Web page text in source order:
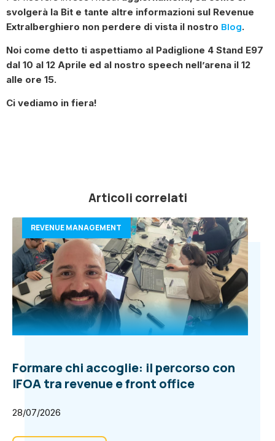
svolgerà la Bit e tante altre informazioni sul Revenue
Extralberghiero non perdere di vista il nostro Blog.
Noi come detto ti aspettiamo al Padiglione 4 Stand E97
dal 10 al 12 Aprile ed al nostro speech nell’arena il 12
alle ore 15.
Ci vediamo in fiera!
Articoli correlati
REVENUE MANAGEMENT
Formare chi accoglie: il percorso con
IFOA tra revenue e front office
28/07/2026